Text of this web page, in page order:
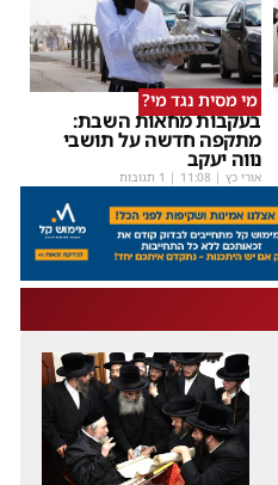
מי מסית נגד מי?
בעקבות מחאות השבת:
מתקפה חדשה על תושבי
נווה יעקב
אורי כץ |
11:08 | 1 תגובות